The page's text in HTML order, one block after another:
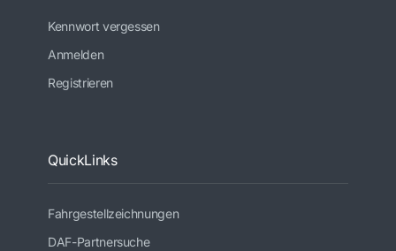
Kennwort vergessen
Anmelden
Registrieren
QuickLinks
Fahrgestellzeichnungen
DAF-Partnersuche